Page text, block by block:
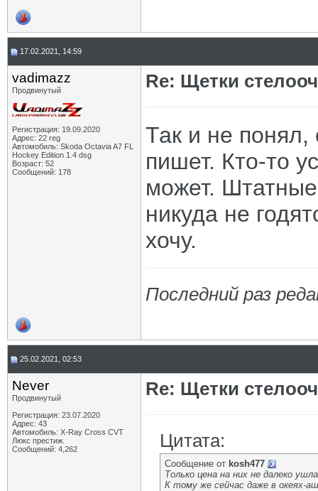
17.02.2021, 14:59
vadimazz
Продвинутый
Регистрация: 19.09.2020
Адрес: 22 reg
Автомобиль: Skoda Octavia A7 FL
Hockey Edition 1.4 dsg
Возраст: 52
Сообщений: 178
Re: Щетки
Так и не понял,
пишет. Кто-то
может.
никуда не
хочу.
Последний раз
25.02.2021, 02:53
Never
Продвинутый
Регистрация: 23.07.2020
Адрес: 43
Автомобиль: X-Ray Cross CVT
Люкс престиж.
Сообщений: 4,262
Re: Щетки
Цитата:
Сообщение от kosh477
Только цена на них не далеко
К тому же сейчас даже в океях-